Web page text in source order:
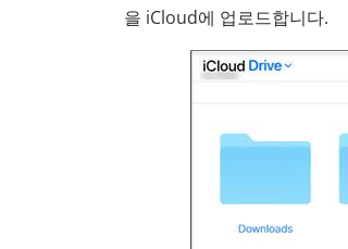
을 iCloud에 업로드합니다.